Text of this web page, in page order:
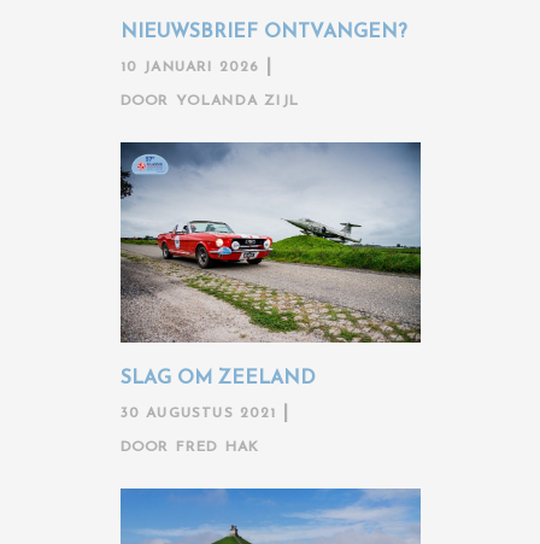
NIEUWSBRIEF ONTVANGEN?
10 JANUARI 2026
DOOR YOLANDA ZIJL
SLAG OM ZEELAND
30 AUGUSTUS 2021
DOOR FRED HAK